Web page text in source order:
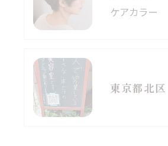
ケアカラー